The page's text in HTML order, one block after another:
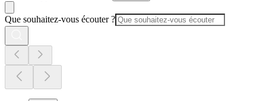
Que souhaitez-vous écouter ?